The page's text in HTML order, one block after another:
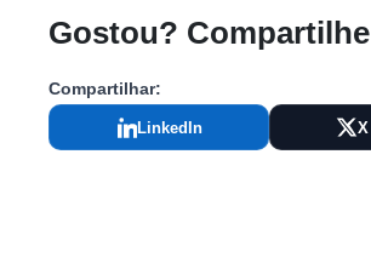
Gostou? Compartilhe
Compartilhar:
LinkedIn X